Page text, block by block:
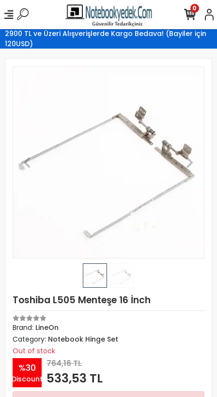
2900 TL ve Üzeri Alışverişlerde Kargo Bedava! (Bayiler için
120USD)
0
Toshiba L505 Menteşe 16 İnch
Brand: LineOn
Category: Notebook Hinge Set
Out of stock
%30
Discount
764,16 TL
533,53 TL